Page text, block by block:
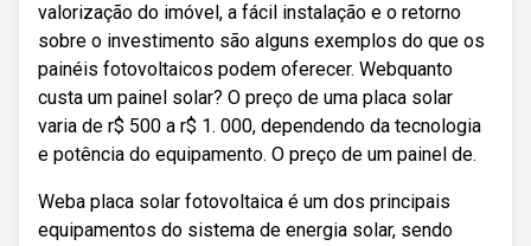
valorização do imóvel, a fácil instalação e o retorno
sobre o investimento são alguns exemplos do que os
painéis fotovoltaicos podem oferecer. Webquanto
custa um painel solar? O preço de uma placa solar
varia de r$ 500 a r$ 1. 000, dependendo da tecnologia
e potência do equipamento. O preço de um painel de.
Weba placa solar fotovoltaica é um dos principais
equipamentos do sistema de energia solar, sendo